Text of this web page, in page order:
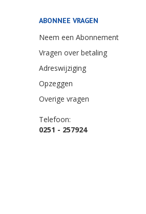
ABONNEE VRAGEN
Neem een Abonnement
Vragen over betaling
Adreswijziging
Opzeggen
Overige vragen
Telefoon:
0251 - 257924